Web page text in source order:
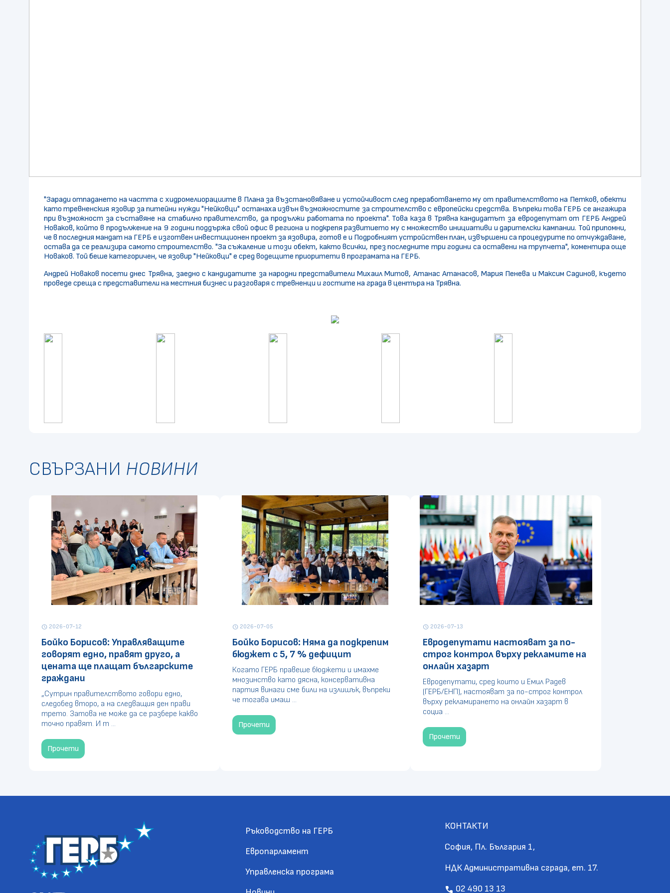
"Заради отпадането на частта с хидромелиорациите в Плана за възстановяване и устойчивост след преработването му от правителството на Петков, обекти
като тревненския язовир за питейни нужди "Нейковци" останаха извън възможностите за строителство с европейски средства. Въпреки това ГЕРБ се ангажира
при възможност за съставяне на стабилно правителство, да продължи работата по проекта". Това каза в Трявна кандидатът за евродепутат от ГЕРБ Андрей
Новаков, който в продължение на 9 години поддържа свой офис в региона и подкрепя развитието му с множество инициативи и дарителски кампании. Той припомни,
че в последния мандат на ГЕРБ е изготвен инвестиционен проект за язовира, готов е и Подробният устройствен план, извършени са процедурите по отчуждаване,
остава да се реализира самото строителство. "За съжаление и този обект, както всички, през последните три години са оставени на трупчета", коментира още
Новаков. Той беше категоричен, че язовир "Нейковци" е сред водещите приоритети в програмата на ГЕРБ.
Андрей Новаков посети днес Трявна, заедно с кандидатите за народни представители Михаил Митов, Атанас Атанасов, Мария Пенева и Максим Садинов, където
проведе среща с представители на местния бизнес и разговаря с тревненци и гостите на града в центъра на Трявна.
СВЪРЗАНИ НОВИНИ
schedule2026-07-12
Бойко Борисов: Управляващите
говорят едно, правят друго, а
цената ще плащат българските
граждани
„Сутрин правителството говори едно,
следобед второ, а на следващия ден прави
трето. Затова не може да се разбере какво
точно правят. И т ...
Прочети
schedule2026-07-05
Бойко Борисов: Няма да подкрепим
бюджет с 5, 7 % дефицит
Когато ГЕРБ правеше бюджети и имахме
мнозинство като дясна, консервативна
партия винаги сме били на излишък, въпреки
че тогава имаш ...
Прочети
schedule 2026-07-13
Евродепутати настояват за по-
строг контрол върху рекламите на
онлайн хазарт
Евродепутати, сред които и Емил Радев
(ГЕРБ/ЕНП), настояват за по-строг контрол
върху рекламирането на онлайн хазарт в
социа ...
Прочети
Ръководство на ГЕРБ
Европарламент
Управленска програма
КОНТАКТИ
София, Пл. България 1,
НДК Административна сграда, ет. 17.
call 02 490 13 13